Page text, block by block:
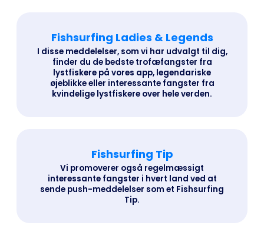
Fishsurfing Ladies & Legends
I disse meddelelser, som vi har udvalgt til dig,
finder du de bedste trofæfangster fra
lystfiskere på vores app, legendariske
øjeblikke eller interessante fangster fra
kvindelige lystfiskere over hele verden.
Fishsurfing Tip
Vi promoverer også regelmæssigt
interessante fangster i hvert land ved at
sende push-meddelelser som et Fishsurfing
Tip.